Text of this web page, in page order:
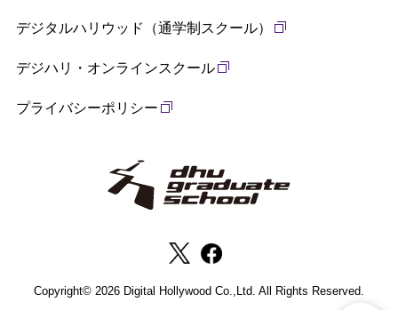
デジタルハリウッド（通学制スクール）
デジハリ・オンラインスクール
プライバシーポリシー
Copyright© 2026 Digital Hollywood Co.,Ltd. All Rights Reserved.